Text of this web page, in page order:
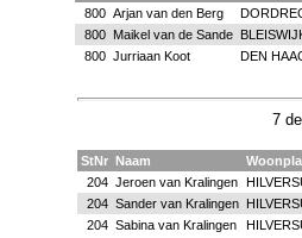
800 Arjan van den Berg
800
Maikel van de Sande
800 Jurriaan Koot DEN
7
StNr Naam
204 Jeroen van Kralingen
204 Sander van Kralingen
204 Sabina van Kralingen